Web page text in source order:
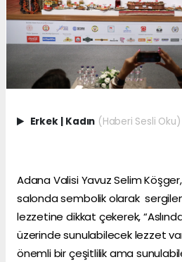
Erkek | Kadın (Haberi Sesli Oku)
Adana Valisi Yavuz Selim Köşger,
salonda sembolik olarak
lezzetine dikkat çekerek,
üzerinde sunulabilecek lezzet
önemli bir çeşitlilik ama